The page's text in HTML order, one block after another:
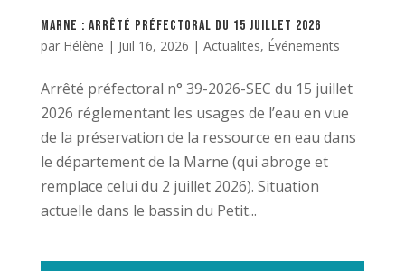
Marne : Arrêté préfectoral du 15 juillet 2026
par Hélène | Juil 16, 2026 | Actualites, Événements
Arrêté préfectoral n° 39-2026-SEC du 15 juillet
2026 réglementant les usages de l’eau en vue
de la préservation de la ressource en eau dans
le département de la Marne (qui abroge et
remplace celui du 2 juillet 2026). Situation
actuelle dans le bassin du Petit...